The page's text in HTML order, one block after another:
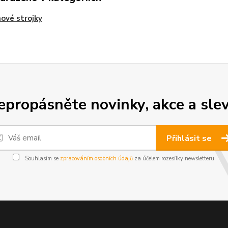
strojky
novinky, akce a
Přihlásit se
Souhlasím se zpracováním osobních údajůza účelem rozesílky newsletteru.